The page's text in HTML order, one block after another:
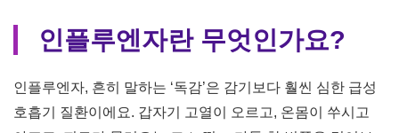
인플루엔자란 무엇인가요?
인플루엔자, 흔히 말하는 ‘독감’은 감기보다 훨씬 심한 급성
호흡기 질환이에요. 갑자기 고열이 오르고, 온몸이 쑤시고